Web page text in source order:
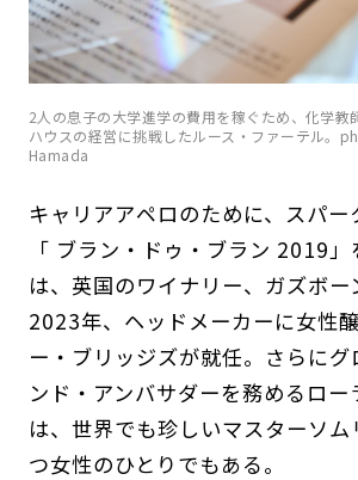
2人の息子の大学進学の費用を稼ぐため、化学教
ハウスの経営に挑戦したルース・ファーテル。
Hamada
キャリアアペロのために、スパ
「 ブラン・ドゥ・ブラン 2019
は、英国のワイナリー、ガズボー
2023年、ヘッドメーカーに女性
ー・ブリッジズが就任。さらに
ンド・アンバサダーを務めるロー
は、世界でも珍しいマスターソ
つ女性のひとりでもある。